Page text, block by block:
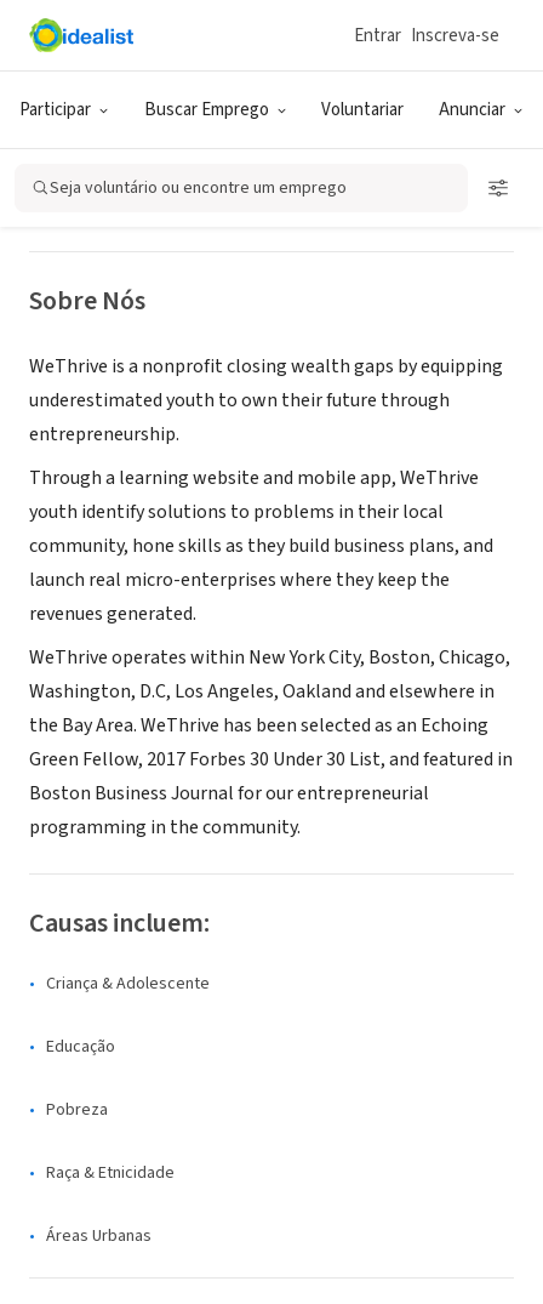
Participar Buscar Emprego Voluntariar Anunciar
Entrar Inscreva-se
Seja voluntário ou encontre um emprego
ONG (SETOR SOCIAL)
WeThrive Education
Sobre Nós
WeThrive is a nonprofit closing wealth gaps by equipping
underestimated youth to own their future through
entrepreneurship.
Through a learning website and mobile app, WeThrive
youth identify solutions to problems in their local
community, hone skills as they build business plans, and
launch real micro-enterprises where they keep the
revenues generated.
WeThrive operates within New York City, Boston, Chicago,
Washington, D.C, Los Angeles, Oakland and elsewhere in
the Bay Area. WeThrive has been selected as an Echoing
Green Fellow, 2017 Forbes 30 Under 30 List, and featured in
Boston Business Journal for our entrepreneurial
programming in the community.
Causas incluem:
Criança & Adolescente
Educação
Pobreza
Raça & Etnicidade
Áreas Urbanas